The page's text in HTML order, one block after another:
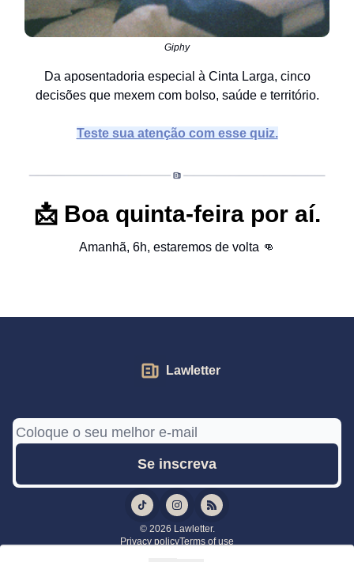
Giphy
Da aposentadoria especial à Cinta Larga, cinco
decisões que mexem com bolso, saúde e território.
Teste sua atenção com esse quiz.
📩Boa quinta-feira por aí.
Amanhã, 6h, estaremos de volta 👊
Lawletter
© 2026 Lawletter.
Privacy policyTerms of use